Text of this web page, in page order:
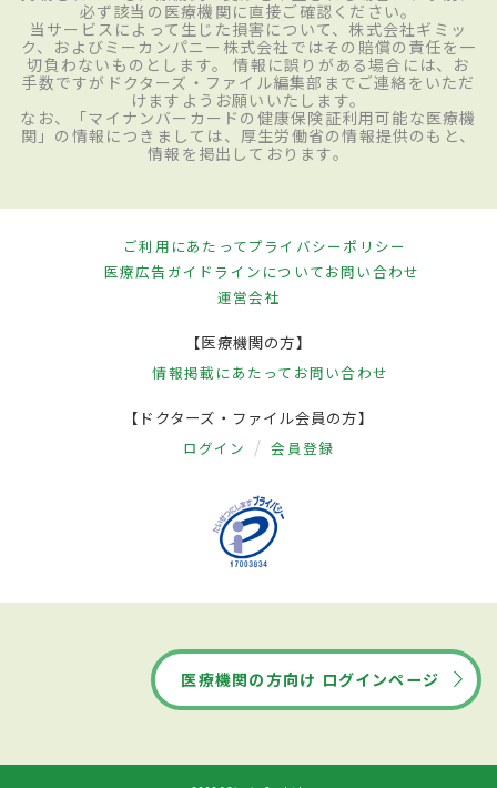
必ず該当の医療機関に直接ご確認ください。
当サービスによって生じた損害について、株式会社ギミッ
ク、およびミーカンパニー株式会社ではその賠償の責任を一
切負わないものとします。 情報に誤りがある場合には、お
手数ですがドクターズ・ファイル編集部までご連絡をいただ
けますようお願いいたします。
なお、「マイナンバーカードの健康保険証利用可能な医療機
関」の情報につきましては、厚生労働省の情報提供のもと、
情報を掲出しております。
ご利用にあたってプライバシーポリシー
医療広告ガイドラインについてお問い合わせ
運営会社
【医療機関の方】
情報掲載にあたって お問い合わせ
【ドクターズ・ファイル会員の方】
ログイン 会員登録
医療機関の方向け ログインページ